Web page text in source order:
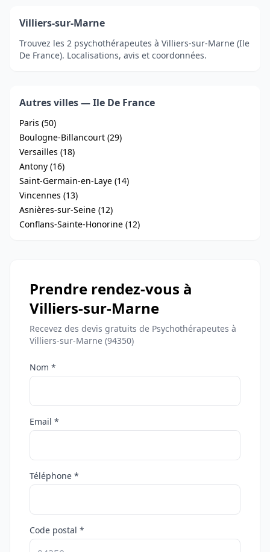
Villiers-sur-Marne
Trouvez les 2 psychothérapeutes à Villiers-sur-Marne (Ile
De France). Localisations, avis et coordonnées.
Autres villes — Ile De France
Paris (50)
Boulogne-Billancourt (29)
Versailles (18)
Antony (16)
Saint-Germain-en-Laye (14)
Vincennes (13)
Asnières-sur-Seine (12)
Conflans-Sainte-Honorine (12)
Prendre rendez-vous à
Villiers-sur-Marne
Recevez des devis gratuits de Psychothérapeutes à
Villiers-sur-Marne (94350)
Nom *
Email *
Téléphone *
Code postal *